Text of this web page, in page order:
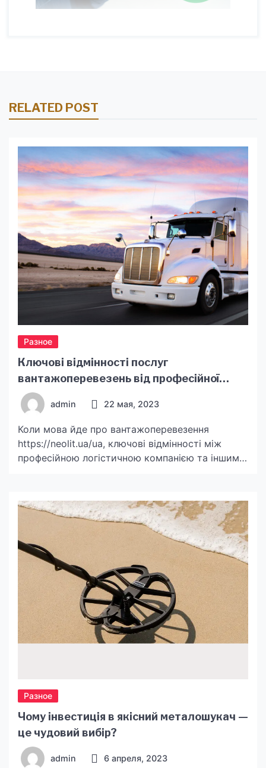
RELATED POST
Разное
Ключові відмінності послуг
вантажоперевезень від професійної
логістичної компанії
admin 22 мая, 2023
Коли мова йде про вантажоперевезення
https://neolit.ua/ua, ключові відмінності між
професійною логістичною компанією та іншими
найдрібніші деталі можуть мати велике
значення, коли мова йде про забезпечення
безперебійного потоку вантажів. Отже,
дозвольте нам поділитися кількома
унікальними аспектами, що роблять професійну
логістичну компанію неперевершеною у цій
сфері. Експертиза […]
Разное
Чому інвестиція в якісний металошукач —
це чудовий вибір?
admin 6 апреля, 2023